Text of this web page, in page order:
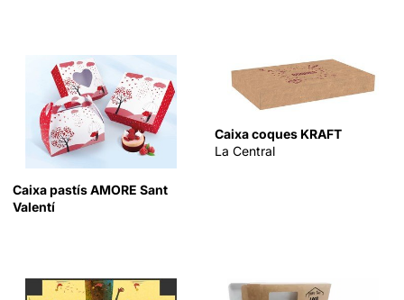
Caixa pastís AMORE Sant
Valentí
Caixa coques KRAFT
La Central